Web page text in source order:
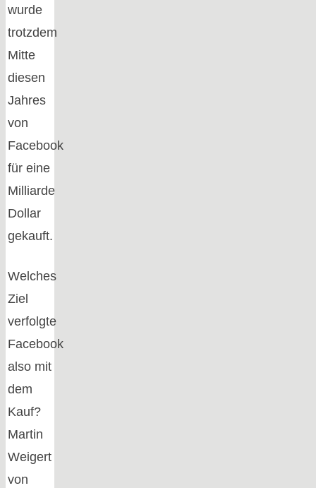
wurde
trotzdem
Mitte
diesen
Jahres
von
Facebook
für eine
Milliarde
Dollar
gekauft.
Welches
Ziel
verfolgte
Facebook
also mit
dem
Kauf?
Martin
Weigert
von